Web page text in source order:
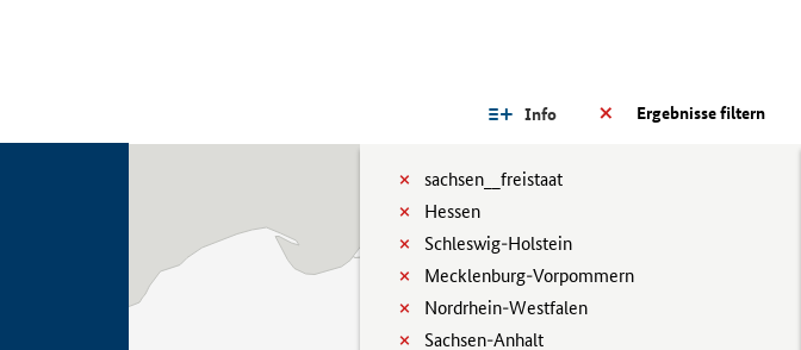
Ergebnisse filtern
Info
sachsen__freistaat
Hessen
Schleswig-Holstein
Mecklenburg-Vorpommern
Nordrhein-Westfalen
Sachsen-Anhalt